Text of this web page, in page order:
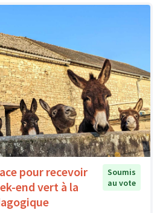
pour recevoir
end vert à la
Soumis
au vote